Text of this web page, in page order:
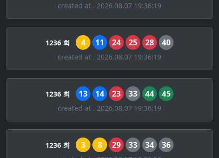
created at . 2026.08.07 19:36:19
1236 회 4 11 24 25 28 40
created at . 2026.08.07 19:36:19
1236 회 13 14 23 33 44 45
created at . 2026.08.07 19:36:19
1236 회 3 8 29 33 34 36